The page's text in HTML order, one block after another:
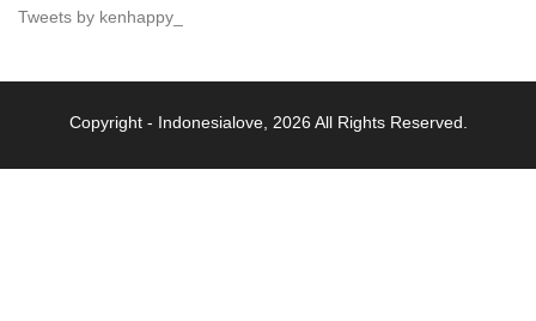
Tweets by kenhappy_
Copyright - Indonesialove, 2026 All Rights Reserved.